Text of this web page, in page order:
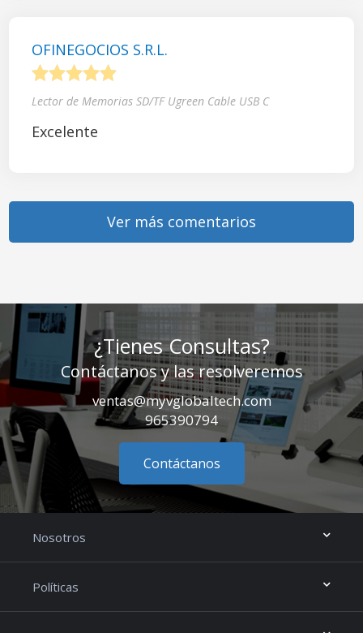
OFINEGOCIOS S.R.L.
Lector de Memorias SD/TF Ugreen Cable USB C
Excelente
Ver más comentarios
¿Tienes Consultas?
Contáctanos y las resolveremos
ventas@myvglobaltech.com
965390794
Contáctanos
Nosotros
Políticas